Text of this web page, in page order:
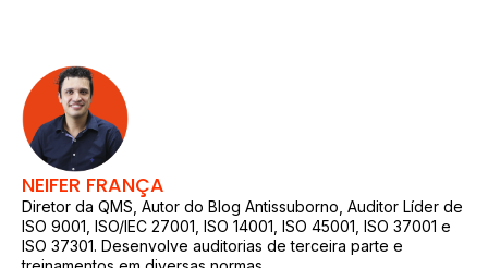
NEIFER FRANÇA
Diretor da QMS, Autor do Blog Antissuborno, Auditor Líder de
ISO 9001, ISO/IEC 27001, ISO 14001, ISO 45001, ISO 37001 e
ISO 37301. Desenvolve auditorias de terceira parte e